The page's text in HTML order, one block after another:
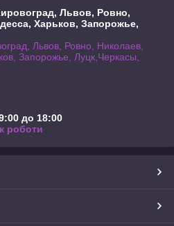
Львов, Ровно,
Харьков, Запорожье,
Львов, Ровно, Николаев,
Запорожье, Луцк,Черкасы,
до 18:00
роботи